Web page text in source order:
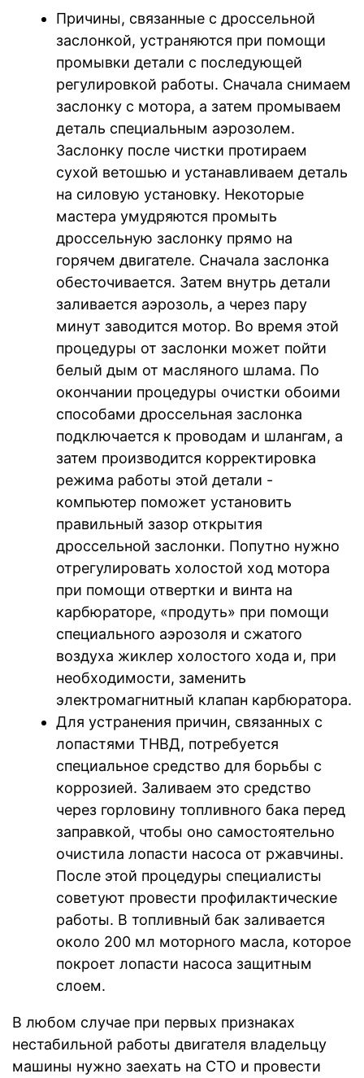
Причины, связанные с дроссельной
заслонкой, устраняются при помощи
промывки детали с последующей
регулировкой работы. Сначала снимаем
заслонку с мотора, а затем промываем
деталь специальным аэрозолем.
Заслонку после чистки протираем
сухой ветошью и устанавливаем деталь
на силовую установку. Некоторые
мастера умудряются промыть
дроссельную заслонку прямо на
горячем двигателе. Сначала заслонка
обесточивается. Затем внутрь детали
заливается аэрозоль, а через пару
минут заводится мотор. Во время этой
процедуры от заслонки может пойти
белый дым от масляного шлама. По
окончании процедуры очистки обоими
способами дроссельная заслонка
подключается к проводам и шлангам, а
затем производится корректировка
режима работы этой детали -
компьютер поможет установить
правильный зазор открытия
дроссельной заслонки. Попутно нужно
отрегулировать холостой ход мотора
при помощи отвертки и винта на
карбюраторе, «продуть» при помощи
специального аэрозоля и сжатого
воздуха жиклер холостого хода и, при
необходимости, заменить
электромагнитный клапан карбюратора.
Для устранения причин, связанных с
лопастями ТНВД, потребуется
специальное средство для борьбы с
коррозией. Заливаем это средство
через горловину топливного бака перед
заправкой, чтобы оно самостоятельно
очистила лопасти насоса от ржавчины.
После этой процедуры специалисты
советуют провести профилактические
работы. В топливный бак заливается
около 200 мл моторного масла, которое
покроет лопасти насоса защитным
слоем.
В любом случае при первых признаках
нестабильной работы двигателя владельцу
машины нужно заехать на СТО и провести